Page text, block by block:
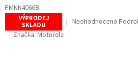
PMNN4066B
VÝPRODEJ
SKLADU
Průměrné
Neohodnoceno
Značka: Motorola